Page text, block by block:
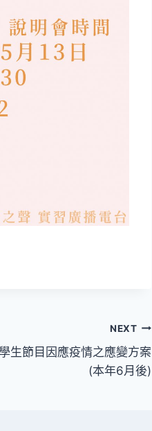
NEXT
生節目因應疫情之應變方案
(本年6月後)